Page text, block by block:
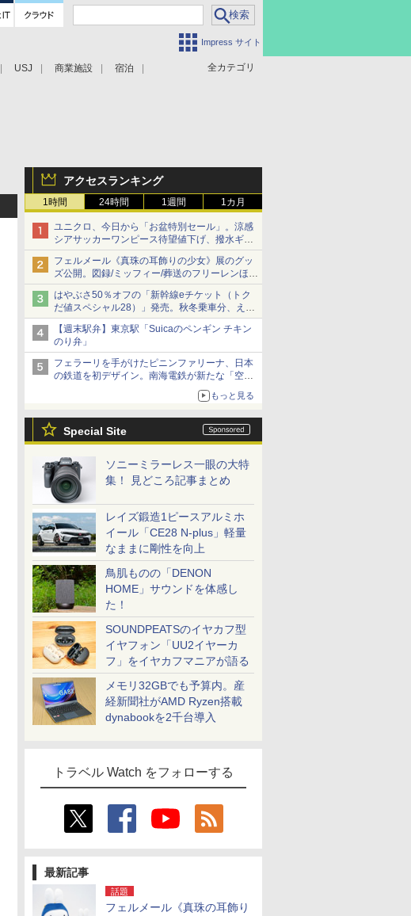
Impress サイト
全カテゴリ
USJ 商業施設 宿泊
アクセスランキング
1時間 24時間 1週間 1カ月
ユニクロ、今日から「お盆特別セール」。涼感
シアサッカーワンピース待望値下げ、撥水ギア
ショーツは1990円に
フェルメール《真珠の耳飾りの少女》展のグッ
ズ公開。図録/ミッフィー/葬送のフリーレンほ
か、注目ブランドコラボが実現
はやぶさ50％オフの「新幹線eチケット（トク
だ値スペシャル28）」発売。秋冬乗車分、えき
ねっと限定
【週末駅弁】東京駅「Suicaのペンギン チキン
のり弁」
フェラーリを手がけたピニンファリーナ、日本
の鉄道を初デザイン。南海電鉄が新たな「空港
もっと見る
Special Site
ソニーミラーレス一眼の大特
集！ 見どころ記事まとめ
レイズ鍛造1ピースアルミホ
イール「CE28 N-plus」軽量
なままに剛性を向上
鳥肌ものの「DENON
HOME」サウンドを体感し
た！
SOUNDPEATSのイヤカフ型
イヤフォン「UU2イヤーカ
フ」をイヤカフマニアが語る
メモリ32GBでも予算内。産
経新聞社がAMD Ryzen搭載
dynabookを2千台導入
トラベル Watch をフォローする
最新記事
話題
フェルメール《真珠の耳飾り